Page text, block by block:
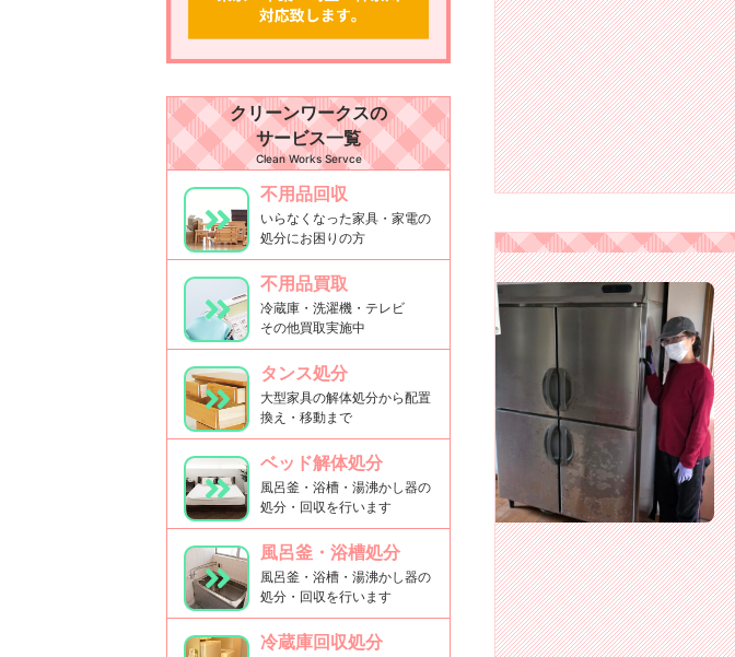
クリーンワークスの
サービス一覧
Clean Works Servce
不用品回収
いらなくなった家具・家電の
処分にお困りの方
不用品買取
冷蔵庫・洗濯機・テレビ
その他買取実施中
タンス処分
大型家具の解体処分から配置
換え・移動まで
ベッド解体処分
風呂釜・浴槽・湯沸かし器の
処分・回収を行います
風呂釜・浴槽処分
風呂釜・浴槽・湯沸かし器の
処分・回収を行います
冷蔵庫回収処分